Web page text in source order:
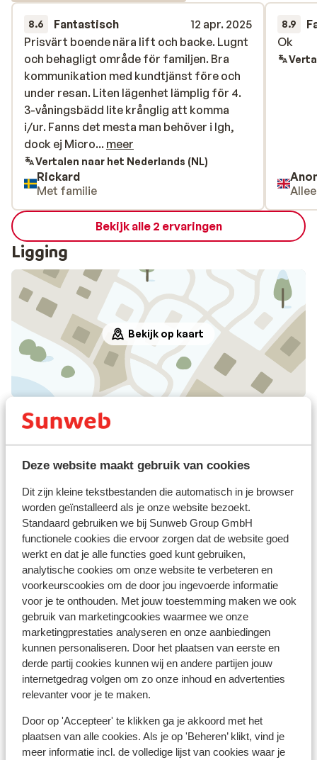
Deze website maakt gebruik van cookies
Dit zijn kleine tekstbestanden die automatisch in je browser
worden geïnstalleerd als je onze website bezoekt.
Standaard gebruiken we bij Sunweb Group GmbH
functionele cookies die ervoor zorgen dat de website goed
werkt en dat je alle functies goed kunt gebruiken,
analytische cookies om onze website te verbeteren en
voorkeurscookies om de door jou ingevoerde informatie
voor je te onthouden. Met jouw toestemming maken we ook
gebruik van marketingcookies waarmee we onze
marketingprestaties analyseren en onze aanbiedingen
kunnen personaliseren. Door het plaatsen van eerste en
derde partij cookies kunnen wij en andere partijen jouw
internetgedrag volgen om zo onze inhoud en advertenties
relevanter voor je te maken.
Door op 'Accepteer' te klikken ga je akkoord met het
plaatsen van alle cookies. Als je op 'Beheren’ klikt, vind je
meer informatie incl. de volledige lijst van cookies waar je
8.6 Fantastisch
12 apr. 2025
Prisvärt boende nära lift och backe. Lugnt
och behagligt område för familjen. Bra
kommunikation med kundtjänst före och
under resan. Liten lägenhet lämplig för 4.
3-våningsbädd lite krånglig att komma
i/ur. Fanns det mesta man behöver i lgh,
dock ej Micro (!?). Balkong ut mot lift/pist.
Restauranger och skidshop alldeles inpå.
Prisvärt boende nära lift och backe. Lugnt
och behagligt område för familjen. Bra
kommunikation med kundtjänst före och
under resan. Liten lägenhet lämplig för 4.
3-våningsbädd lite krånglig att komma
i/ur. Fanns det mesta man behöver i lgh,
dock ej Micro... meer
Vertalen naar het Nederlands (NL)
Rickard
Met familie
8.9
Ok
Ok
Bekijk alle 2 ervaringen
Ligging
Bekijk op kaart
Afstanden
Skilift: 100 m
(Mini)supermarkt: 500 m
Skipas, -les en verhuur
Skipas
Skilessen
Skimateriaal
Andere accommodaties in Val Cenis
Les Balcons Platinium Val Cenis